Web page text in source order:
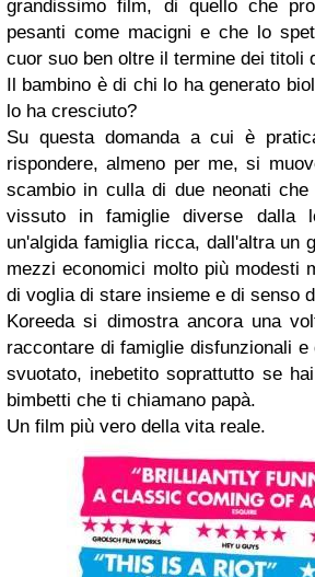
grandissimo film, di quello che
pesanti come macigni e che lo
cuor suo ben oltre il termine dei titoli
Il bambino è di chi lo ha generato
lo ha cresciuto?
Su questa domanda a cui è
rispondere, almeno per me, si
scambio in culla di due neonati
vissuto in famiglie diverse dalla
un'algida famiglia ricca, dall'altra un
mezzi economici molto più modesti
di voglia di stare insieme e di senso
Koreeda si dimostra ancora una
raccontare di famiglie disfunzionali
svuotato, inebetito soprattutto se
bimbetti che ti chiamano papà.
Un film più vero della vita reale.